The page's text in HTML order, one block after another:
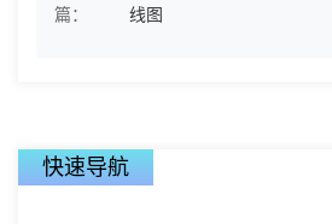
篇：
线图
快速导航